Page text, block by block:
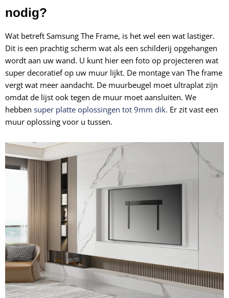
nodig?
Wat betreft Samsung The Frame, is het wel een wat lastiger.
Dit is een prachtig scherm wat als een schilderij opgehangen
wordt aan uw wand. U kunt hier een foto op projecteren wat
super decoratief op uw muur lijkt. De montage van The frame
vergt wat meer aandacht. De muurbeugel moet ultraplat zijn
omdat de lijst ook tegen de muur moet aansluiten. We
hebben super platte oplossingen tot 9mm dik. Er zit vast een
muur oplossing voor u tussen.